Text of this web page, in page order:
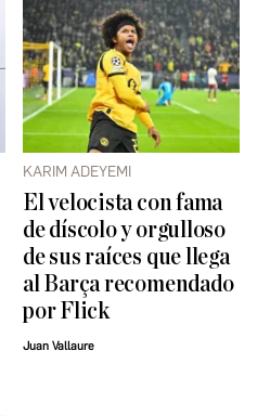
KARIM ADEYEMI
El velocista con fama
de díscolo y orgulloso
de sus raíces que llega
al Barça recomendado
por Flick
Juan Vallaure